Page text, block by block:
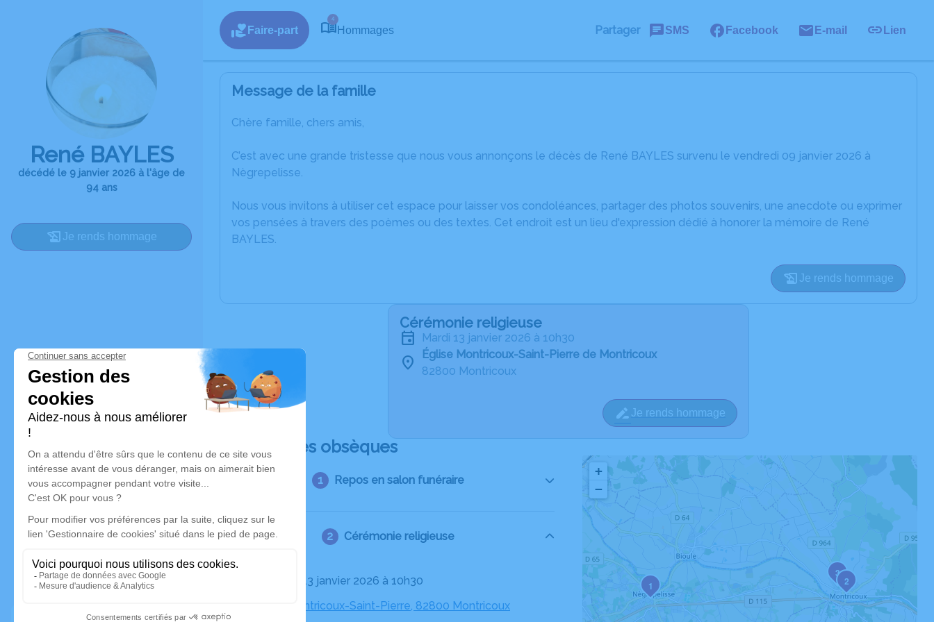
René BAYLES
décédé le 9 janvier 2026 à l'âge de
94 ans
Je rends hommage
Faire-part
4
Hommages Partager SMS Facebook E-mail Lien
Message de la famille
Chère famille, chers amis,
C’est avec une grande tristesse que nous vous annonçons le décès de René BAYLES survenu le vendredi 09 janvier 2026 à
Nègrepelisse.
Nous vous invitons à utiliser cet espace pour laisser vos condoléances, partager des photos souvenirs, une anecdote ou exprimer
vos pensées à travers des poèmes ou des textes. Cet endroit est un lieu d'expression dédié à honorer la mémoire de René
BAYLES.
Je rends hommage
Cérémonie religieuse
mardi 13 janvier 2026 à 10h30
Église Montricoux-Saint-Pierre de Montricoux
82800 Montricoux
Je rends hommage
Déroulé des obsèques
Repos en salon funéraire
Cérémonie religieuse
Le mardi 13 janvier 2026 à 10h30
Église Montricoux-Saint-Pierre, 82800 Montricoux
1 2
3
+
−